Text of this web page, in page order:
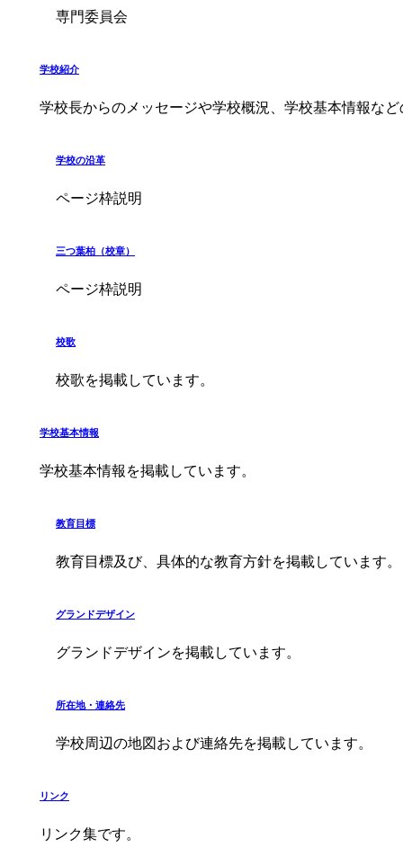
専門委員会
学校紹介
学校長からのメッセージや学校概況、学校基本情報な
学校の沿革
ページ枠説明
三つ葉柏（校章）
ページ枠説明
校歌
校歌を掲載しています。
学校基本情報
学校基本情報を掲載しています。
教育目標
教育目標及び、具体的な教育方針を掲載しています。
グランドデザイン
グランドデザインを掲載しています。
所在地・連絡先
学校周辺の地図および連絡先を掲載しています。
リンク
リンク集です。